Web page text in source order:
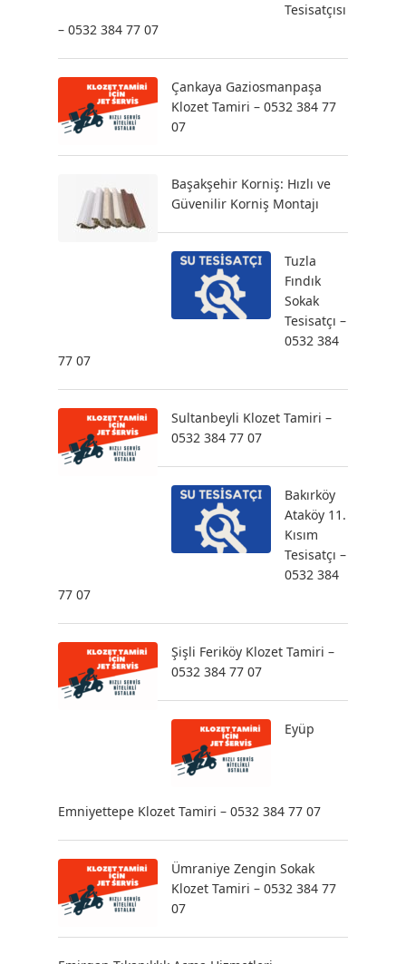
Tesisatçısı
– 0532 384 77 07
Çankaya Gaziosmanpaşa
Klozet Tamiri – 0532 384 77
07
Başakşehir Korniş: Hızlı ve
Güvenilir Korniş Montajı
Tuzla
Fındık
Sokak
Tesisatçı –
0532 384
77 07
Sultanbeyli Klozet Tamiri –
0532 384 77 07
Bakırköy
Ataköy 11.
Kısım
Tesisatçı –
0532 384
77 07
Şişli Feriköy Klozet Tamiri –
0532 384 77 07
Eyüp
Emniyettepe Klozet Tamiri – 0532 384 77 07
Ümraniye Zengin Sokak
Klozet Tamiri – 0532 384 77
07